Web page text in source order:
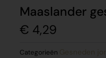
Maaslander
€ 4,29
Categorieën Gesneden